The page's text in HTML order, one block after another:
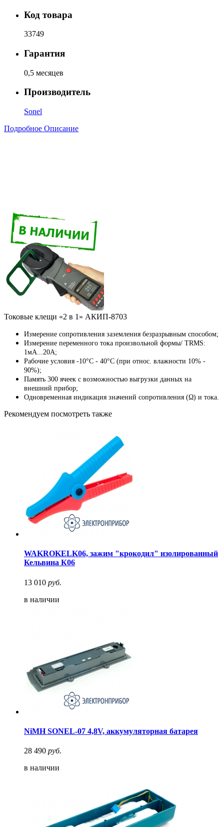
Код товара
33749
Гарантия
0,5 месяцев
Производитель
Sonel
Подробное Описание
Токовые клещи «2 в 1» АКИП-8703
Измерение сопротивления заземления безразрывным способом;
Измерение переменного тока произвольной формы/ TRMS:
1мА...20А;
Рабочие условия -10°C - 40°C (при относ. влажности 10% -
90%);
Память 300 ячеек с возможностью выгрузки данных на
внешний прибор;
Одновременная индикация значений сопротивления (Ω) и тока.
Рекомендуем посмотреть также
WAKROKELK06, зажим "крокодил" изолированный
Кельвина К06
13 010 руб.
в наличии
NiMH SONEL-07 4,8V, аккумуляторная батарея
28 490 руб.
в наличии